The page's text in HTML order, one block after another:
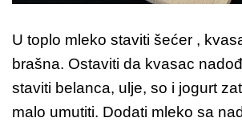
U toplo mleko staviti šećer ,
brašna. Ostaviti da kvasac
staviti belanca, ulje, so i jogurt
malo umutiti. Dodati mleko sa